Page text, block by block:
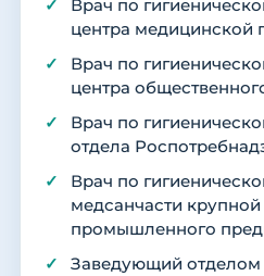
Врач по
центра медицинской
Врач по
центра
Врач по
отдела
Врач по
медсанчасти
промышленного
Заведующий